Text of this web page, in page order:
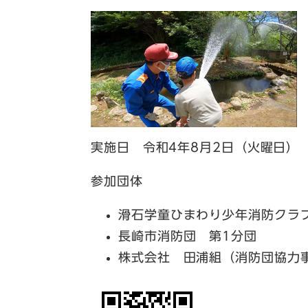
実施日 令和4年8月2日（火曜日）
参加団体
滑石学童ひまわり少年消防クラ
長崎市消防団 第1分団
株式会社 田浦組（消防団協力